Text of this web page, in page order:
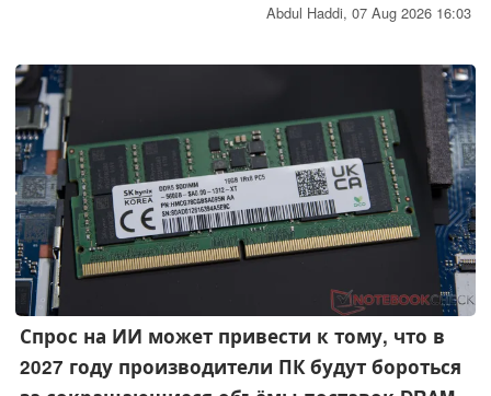
неизвестно, будет ли это обновлённая версия
Abdul Haddi, 07 Aug 2026 16:03
Спрос на ИИ может привести к тому, что в
2027 году производители ПК будут бороться